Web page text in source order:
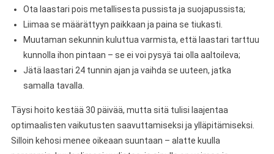
Ota laastari pois metallisesta pussista ja suojapussista;
Liimaa se määrättyyn paikkaan ja paina se tiukasti.
Muutaman sekunnin kuluttua varmista, että laastari tarttuu
kunnolla ihon pintaan – se ei voi pysyä tai olla aaltoileva;
Jätä laastari 24 tunnin ajan ja vaihda se uuteen, jatka
samalla tavalla.
Täysi hoito kestää 30 päivää, mutta sitä tulisi laajentaa
optimaalisten vaikutusten saavuttamiseksi ja ylläpitämiseksi.
Silloin kehosi menee oikeaan suuntaan – alatte kuulla